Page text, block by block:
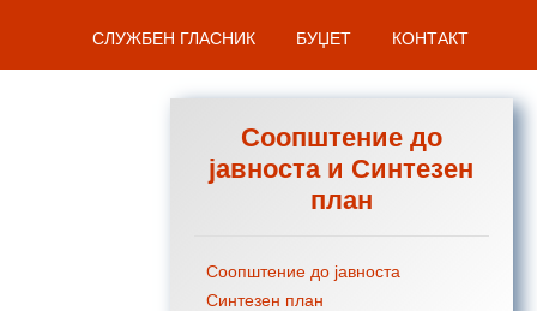
СЛУЖБЕН ГЛАСНИК БУЏЕТ КОНТАКТ
Соопштение до
јавноста и Синтезен
план
Соопштение до јавноста
Синтезен план